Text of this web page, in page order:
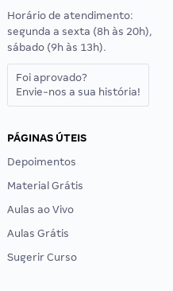
Horário de atendimento:
segunda a sexta (8h às 20h),
sábado (9h às 13h).
Foi aprovado?
Envie-nos a sua história!
PÁGINAS ÚTEIS
Depoimentos
Material Grátis
Aulas ao Vivo
Aulas Grátis
Sugerir Curso